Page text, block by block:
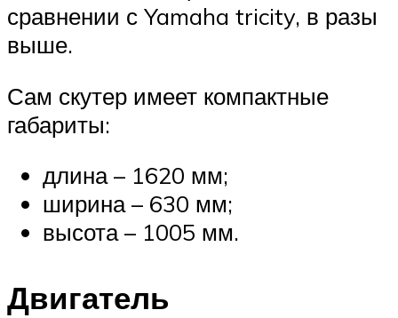
сравнении с Yamaha tricity, в разы
выше.
Сам скутер имеет компактные
габариты:
длина – 1620 мм;
ширина – 630 мм;
высота – 1005 мм.
Двигатель